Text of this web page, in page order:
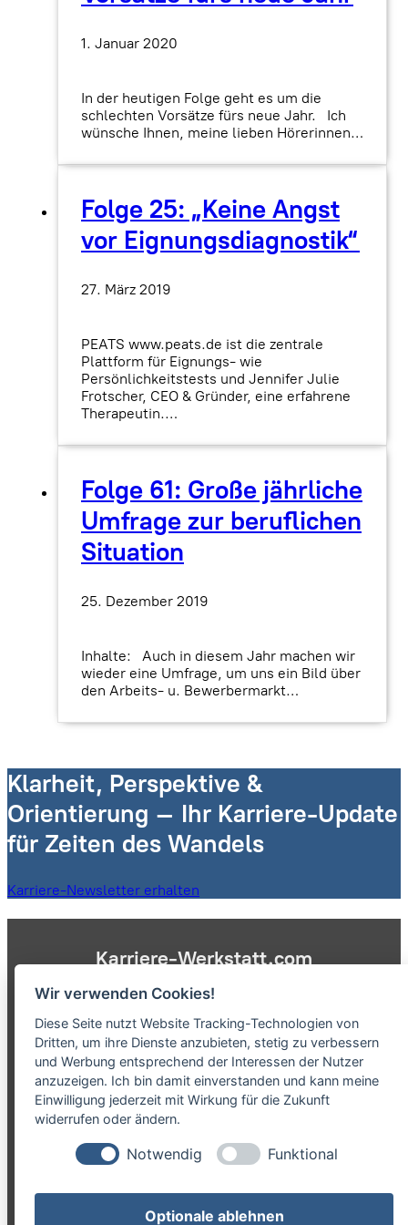
1. Januar 2020
In der heutigen Folge geht es um die
schlechten Vorsätze fürs neue Jahr. Ich
wünsche Ihnen, meine lieben Hörerinnen…
Folge 25: „Keine Angst
vor Eignungsdiagnostik“
27. März 2019
PEATS www.peats.de ist die zentrale
Plattform für Eignungs- wie
Persönlichkeitstests und Jennifer Julie
Frotscher, CEO & Gründer, eine erfahrene
Therapeutin.…
Folge 61: Große jährliche
Umfrage zur beruflichen
Situation
25. Dezember 2019
Inhalte: Auch in diesem Jahr machen wir
wieder eine Umfrage, um uns ein Bild über
den Arbeits- u. Bewerbermarkt…
Klarheit, Perspektive &
Orientierung – Ihr Karriere-Update
für Zeiten des Wandels
Karriere-Newsletter erhalten
Karriere-Werkstatt.com
ist eine Marke der NCN GmbH
NCN GmbH
Anrather Str. 21
Wir verwenden Cookies!
Diese Seite nutzt Website Tracking-Technologien von
Dritten, um ihre Dienste anzubieten, stetig zu verbessern
und Werbung entsprechend der Interessen der Nutzer
anzuzeigen. Ich bin damit einverstanden und kann meine
Einwilligung jederzeit mit Wirkung für die Zukunft
widerrufen oder ändern.
Notwendig Funktional
Optionale ablehnen